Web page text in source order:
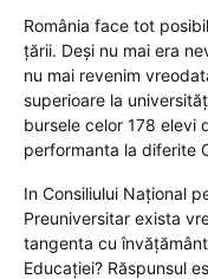
România face tot
țării. Deși nu mai era
nu mai revenim
superioare la
bursele celor 178 elevi
performanta la diferite
In Consiliului Naţional
Preuniversitar exista
tangenta cu
Educației? Răspunsul